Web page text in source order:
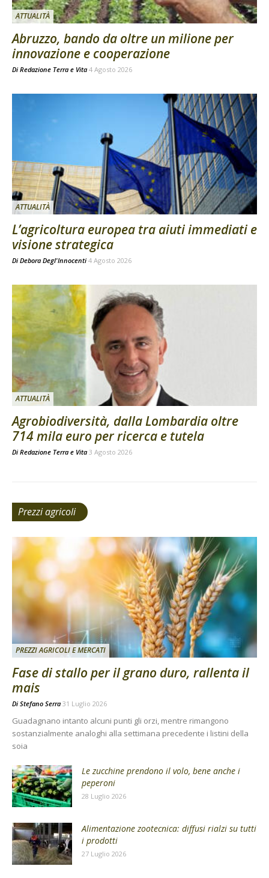
ATTUALITÀ
Abruzzo, bando da oltre un milione per
innovazione e cooperazione
Di Redazione Terra e Vita 4 Agosto 2026
ATTUALITÀ
L’agricoltura europea tra aiuti immediati e
visione strategica
Di Debora Degl'Innocenti 4 Agosto 2026
ATTUALITÀ
Agrobiodiversità, dalla Lombardia oltre
714 mila euro per ricerca e tutela
Di Redazione Terra e Vita 3 Agosto 2026
Prezzi agricoli
PREZZI AGRICOLI E MERCATI
Fase di stallo per il grano duro, rallenta il
mais
Di Stefano Serra 31 Luglio 2026
Guadagnano intanto alcuni punti gli orzi, mentre rimangono
sostanzialmente analoghi alla settimana precedente i listini della
soia
Le zucchine prendono il volo, bene anche i
peperoni
28 Luglio 2026
Alimentazione zootecnica: diffusi rialzi su tutti
i prodotti
27 Luglio 2026